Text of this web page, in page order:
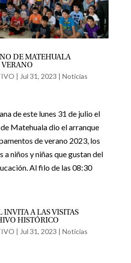
DE MATEHUALA
| Jul 31, 2023 | Noticias
de este lunes 31 de julio el
Matehuala dio el arranque
de verano 2023, los
a niños y niñas que gustan del
Al filo de las 08:30
INVITA A LAS VISITAS
HISTÓRICO
| Jul 31, 2023 | Noticias